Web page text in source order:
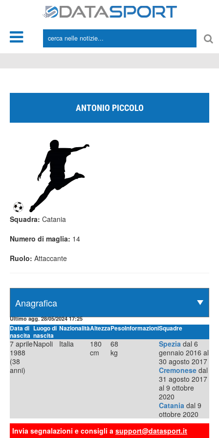
ANTONIO PICCOLO
Squadra: Catania
Numero di maglia: 14
Ruolo: Attaccante
Ultimo agg. 28/05/2024 17:25
Data di
nascita
Luogo di
nascita
NazionalitàAltezzaPesoInformazioniSquadre
7 aprile
1988
(38
anni)
Napoli Italia
180
cm
68
kg
Spezia dal 6
gennaio 2016 al
30 agosto 2017
Cremonese dal
31 agosto 2017
al 9 ottobre
2020
Catania dal 9
ottobre 2020
Invia segnalazioni e consigli a support@datasport.it